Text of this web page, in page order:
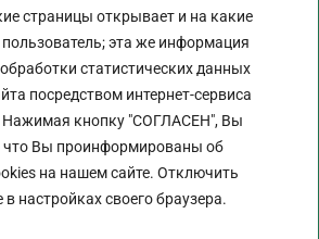
страницы открывает и на какие
эта же информация
статистических данных
посредством интернет-сервиса
Нажимая кнопку "СОГЛАСЕН", Вы
что Вы проинформированы об
на нашем сайте. Отключить
настройках своего браузера.
работы
Пн-Пт:9:00 - 18:00
13:00 - 14:00
Выходной:Сб - Вс